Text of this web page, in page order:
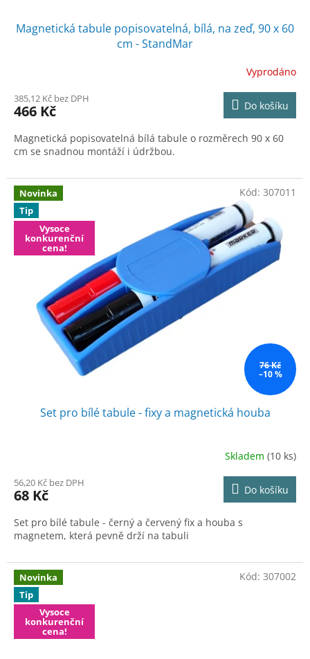
Magnetická tabule popisovatelná, bílá, na zeď, 90 x 60
cm - StandMar
Vyprodáno
385,12 Kč bez DPH
466 Kč Do košíku
Magnetická popisovatelná bílá tabule o rozměrech 90 x 60
cm se snadnou montáží i údržbou.
Novinka
Tip
Vysoce
konkurenční
cena!
76 Kč
–10 %
Set pro bílé tabule - fixy a magnetická houba
Skladem (10 ks)
56,20 Kč bez DPH
68 Kč Do košíku
Set pro bílé tabule - černý a červený fix a houba s
magnetem, která pevně drží na tabuli
Kód: 307011
Novinka
Tip
Vysoce
konkurenční
cena!
Kód: 307002